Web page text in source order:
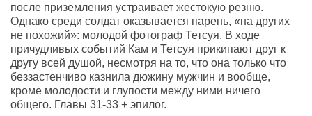
после приземления устраивает жестокую резню.
Однако среди солдат оказывается парень, «на других
не похожий»: молодой фотограф Тетсуя. В ходе
причудливых событий Кам и Тетсуя прикипают друг к
другу всей душой, несмотря на то, что она только что
беззастенчиво казнила дюжину мужчин и вообще,
кроме молодости и глупости между ними ничего
общего. Главы 31-33 + эпилог.